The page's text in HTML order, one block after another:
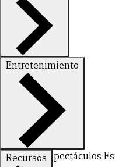
FinanzasOpinión
Entretenimiento
DeportesEspectáculos
Recursos